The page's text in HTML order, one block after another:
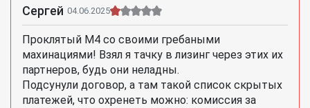
Сергей 04.06.2025
Проклятый М4 со своими гребаными
махинациями! Взял я тачку в лизинг через этих их
партнеров, будь они неладны.
Подсунули договор, а там такой список скрытых
платежей, что охренеть можно: комиссия за